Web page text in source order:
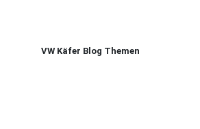
VW Käfer Blog Themen